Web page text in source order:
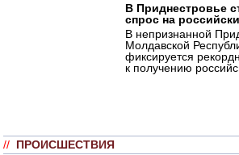
В Приднестровье
спрос на
В непризнанной
Молдавской
фиксируется
к получению
// ПРОИСШЕСТВИЯ